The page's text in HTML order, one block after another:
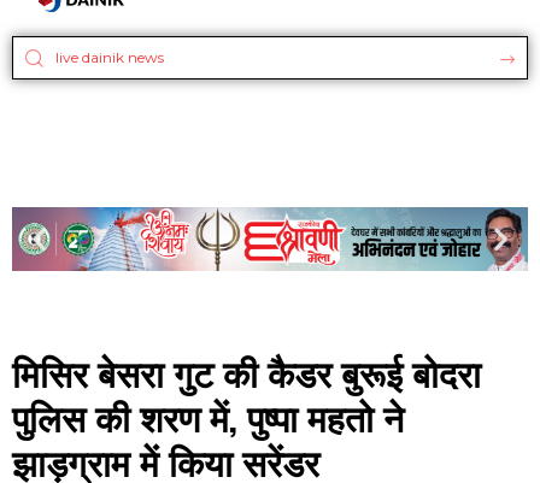
मिसिर बेसरा गुट की कैडर बुरूई बोदरा
पुलिस की शरण में, पुष्पा महतो ने
झाड़ग्राम में किया सरेंडर